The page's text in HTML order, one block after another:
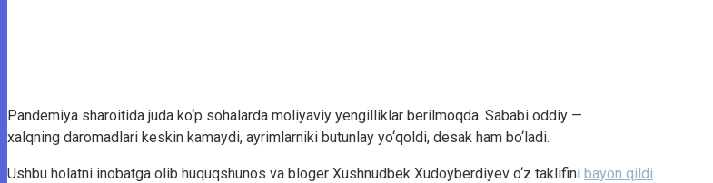
Pandemiya sharoitida juda ko‘p sohalarda moliyaviy yengilliklar berilmoqda. Sababi oddiy —
xalqning daromadlari keskin kamaydi, ayrimlarniki butunlay yo‘qoldi, desak ham bo‘ladi.
Ushbu holatni inobatga olib huquqshunos va bloger Xushnudbek Xudoyberdiyev o‘z taklifini bayon qildi.